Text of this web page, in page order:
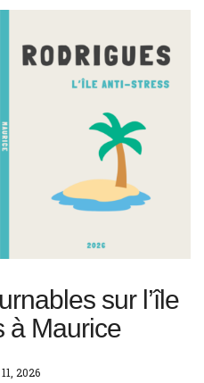
sur l’île
à Maurice
2026